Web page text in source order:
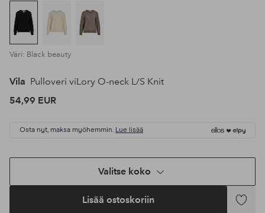
Väri: Black beauty
Vila Pulloveri viLory O-neck L/S Knit
54,99 EUR
Osta nyt, maksa myöhemmin. Lue lisää
Valitse koko
Lisää ostoskoriin
Lisää